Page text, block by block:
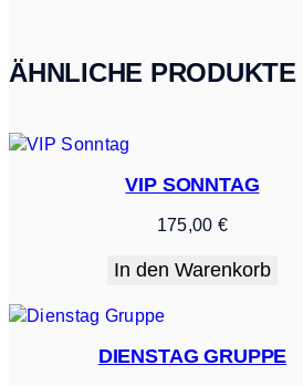
ÄHNLICHE PRODUKTE
VIP SONNTAG
175,00 €
In den Warenkorb
DIENSTAG GRUPPE